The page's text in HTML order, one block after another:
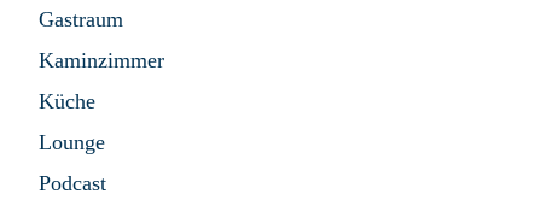
Gastraum
Kaminzimmer
Küche
Lounge
Podcast